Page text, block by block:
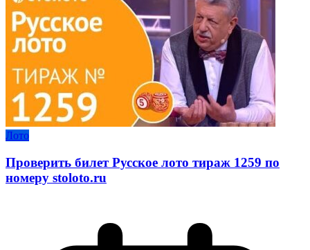
Лото
Проверить билет Русское лото тираж 1259 по
номеру stoloto.ru